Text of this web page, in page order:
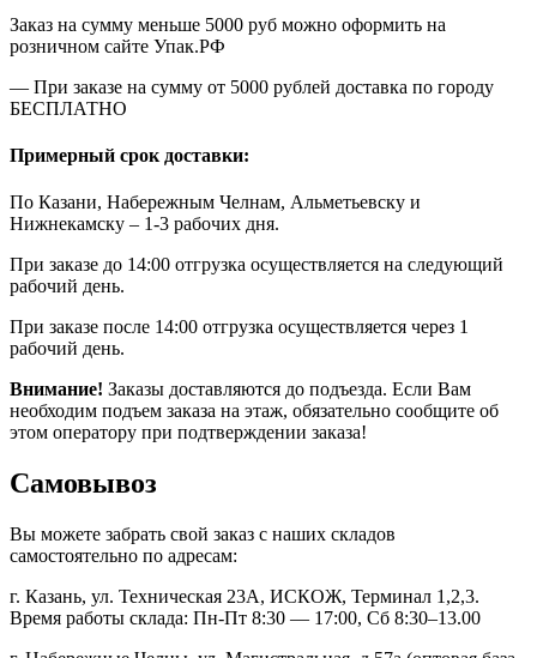
Заказ на сумму меньше 5000 руб можно оформить на
розничном сайте Упак.РФ
— При заказе на сумму от 5000 рублей доставка по городу
БЕСПЛАТНО
Примерный срок доставки:
По Казани, Набережным Челнам, Альметьевску и
Нижнекамску – 1-3 рабочих дня.
При заказе до 14:00 отгрузка осуществляется на следующий
рабочий день.
При заказе после 14:00 отгрузка осуществляется через 1
рабочий день.
Внимание! Заказы доставляются до подъезда. Если Вам
необходим подъем заказа на этаж, обязательно сообщите об
этом оператору при подтверждении заказа!
Самовывоз
Вы можете забрать свой заказ с наших складов
самостоятельно по адресам:
г. Казань, ул. Техническая 23А, ИСКОЖ, Терминал 1,2,3.
Время работы склада: Пн-Пт 8:30 — 17:00, Сб 8:30–13.00